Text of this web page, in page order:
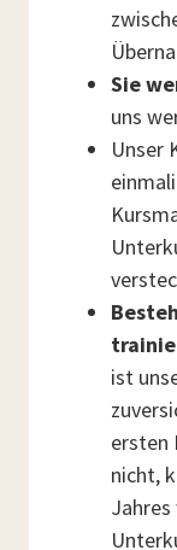
Sie
uns
Unser
ist
ersten
nicht,